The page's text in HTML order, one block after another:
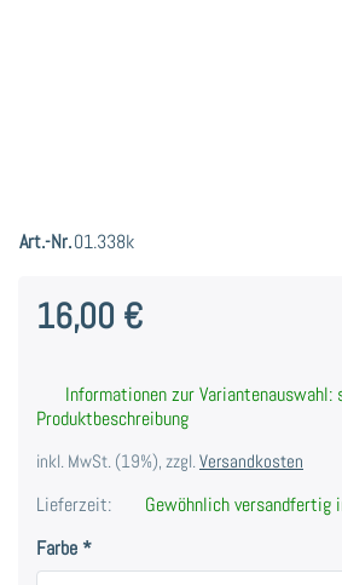
Art.-Nr.01.338k
16,00 €
Informationen zur Variantenauswahl:
Produktbeschreibung
inkl. MwSt. (19%), zzgl.Versandkosten
Lieferzeit:
Gewöhnlich versandfertig
Farbe